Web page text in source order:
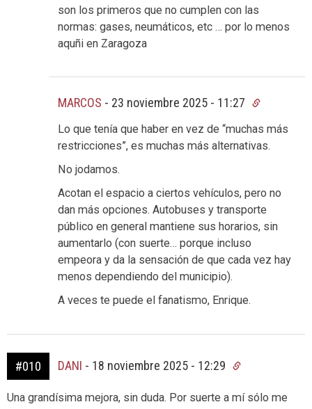
son los primeros que no cumplen con las
normas: gases, neumáticos, etc … por lo menos
aquñi en Zaragoza
MARCOS - 23 noviembre 2025 - 11:27
Lo que tenía que haber en vez de “muchas más
restricciones”, es muchas más alternativas.
No jodamos.
Acotan el espacio a ciertos vehículos, pero no
dan más opciones. Autobuses y transporte
público en general mantiene sus horarios, sin
aumentarlo (con suerte… porque incluso
empeora y da la sensación de que cada vez hay
menos dependiendo del municipio).
A veces te puede el fanatismo, Enrique.
#010 DANI - 18 noviembre 2025 - 12:29
Una grandísima mejora, sin duda. Por suerte a mí sólo me